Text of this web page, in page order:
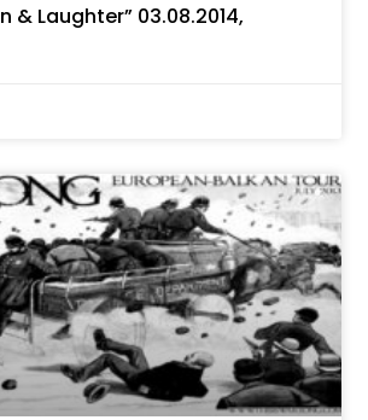
& Laughter” 03.08.2014,